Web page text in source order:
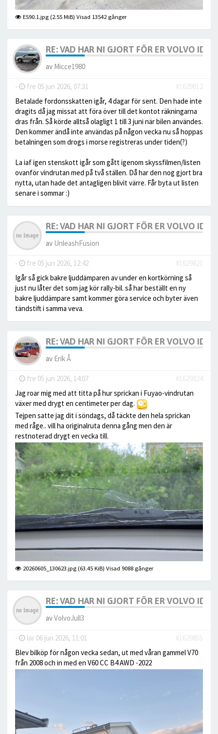
ES90.1.jpg (2.55 MiB) Visad 13542 gånger
RE: VAD HAR NI GJORT FÖR ER VOLVO
av Micce1980
- fre 05 jun 2026, 07:31
#1629812
Betalade fordonsskatten igår, 4 dagar för sent. Den hade inte
dragits då jag missat att föra över till det kontot räkningarna
dras från. Så körde alltså olagligt 1 till 3 juni när bilen användes.
Den kommer ändå inte användas på någon vecka nu så hoppas
betalningen som drogs i morse registreras under tiden(?)
La iaf igen stenskott igår som gått igenom skyssfilmen/listen
ovanför vindrutan med på två ställen. Då har den nog gjort bra
nytta, utan hade det antagligen blivit värre. Får byta ut listen
senare i sommar :)
RE: VAD HAR NI GJORT FÖR ER VOLVO
av UnleashFusion
- fre 05 jun 2026, 12:42
#1629821
Igår så gick bakre ljuddämparen av under en kortkörning så
just nu låter det som jag kör rally-bil. så har beställt en ny
bakre ljuddämpare samt kommer göra service och byter även
tändstift i samma veva.
RE: VAD HAR NI GJORT FÖR ER VOLVO
av Erik Å
- fre 05 jun 2026, 14:07
#1629824
Jag roar mig med att titta på hur sprickan i Fuyao-vindrutan
växer med drygt en centimeter per dag.
Tejpen satte jag dit i söndags, då täckte den hela sprickan
med råge.. vill ha originalruta denna gång men den är
restnoterad drygt en vecka till.
20260605_130623.jpg (63.45 KiB) Visad 9088 gånger
RE: VAD HAR NI GJORT FÖR ER VOLVO
avVolvoJull3
- lör 06 jun 2026, 11:01
#1629855
Blev bilköp för någon vecka sedan, ut med våran gammel V70
från 2008 och in med en V60 CC B4 AWD -2022